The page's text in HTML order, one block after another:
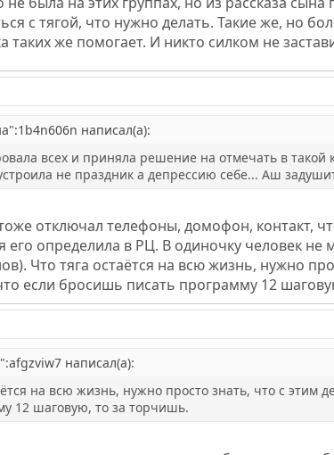
с тягой, что нужно делать. Такие же, но
таких же помогает. И никто силком не
написал(а):
всех и приняла решение на отмечать в
не праздник а депрессию себе... Аш
отключал телефоны, домофон, контакт,
его определила в РЦ. В одиночку человек
Что тяга остаётся на всю жизнь, нужно
если бросишь писать программу 12
написал(а):
на всю жизнь, нужно просто знать, что с этим
12 шаговую, то за торчишь.